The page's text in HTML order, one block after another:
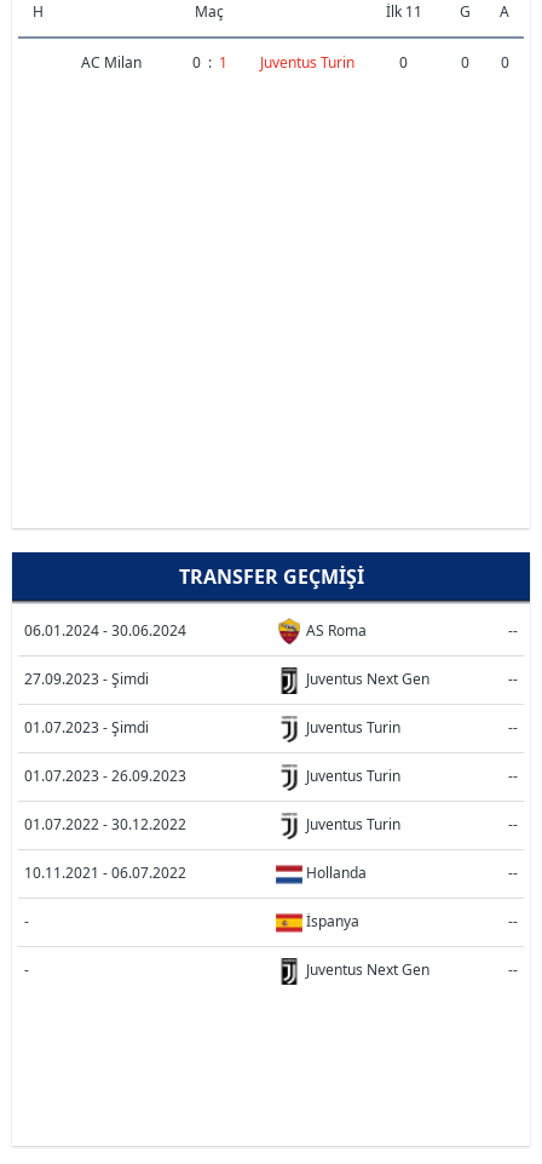
H Maç İlk 11 G A
AC Milan 0 : 1 Juventus Turin 0 0 0
TRANSFER GEÇMIŞI
06.01.2024 - 30.06.2024 AS Roma --
27.09.2023 - Şimdi Juventus Next Gen --
01.07.2023 - Şimdi Juventus Turin --
01.07.2023 - 26.09.2023 Juventus Turin --
01.07.2022 - 30.12.2022 Juventus Turin --
10.11.2021 - 06.07.2022 Hollanda --
- İspanya --
- Juventus Next Gen --